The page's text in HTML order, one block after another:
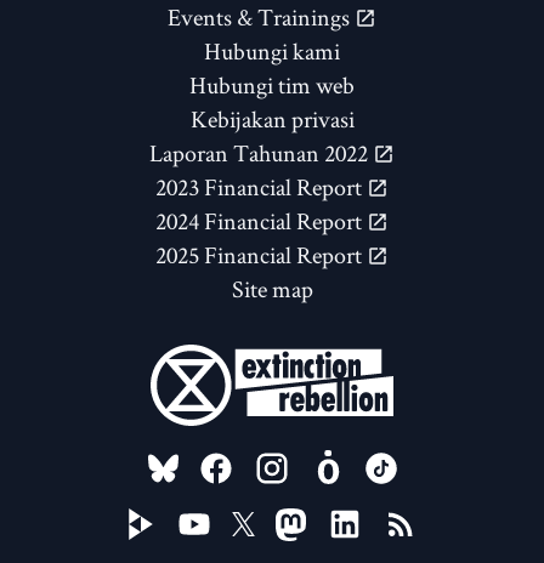
Events & Trainings
Hubungi kami
Hubungi tim web
Kebijakan privasi
Laporan Tahunan 2022
2023 Financial Report
2024 Financial Report
2025 Financial Report
Site map
FOLLOW US ON